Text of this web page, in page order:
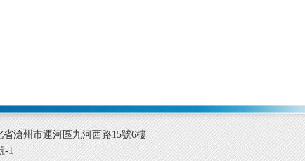
滄州市運河區九河西路15號6樓
-1